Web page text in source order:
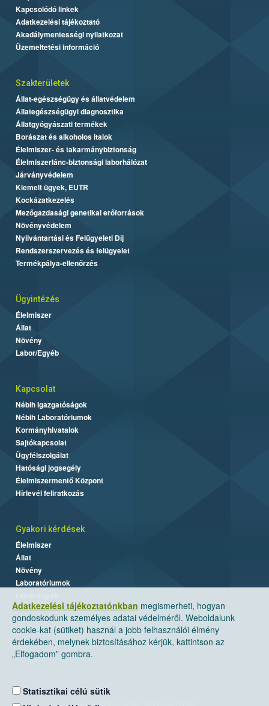
Adatkezelési tájékoztatónkban megismerheti, hogyan
gondoskodunk személyes adatai védelméről. Weboldalunk
cookie-kat (sütiket) használ a jobb felhasználói élmény
érdekében, melynek biztosításához kérjük, kattintson az
„Elfogadom” gombra.
Statisztikai célú sütik
Kapcsolódó linkek
Adatkezelési tájékoztató
Akadálymentességi nyilatkozat
Üzemeltetési információ
Szakterületek
Állat-egészségügy és állatvédelem
Állategészségügyi diagnosztika
Állatgyógyászati termékek
Borászat és alkoholos italok
Élelmiszer- és takarmánybiztonság
Élelmiszerlánc-biztonsági laborhálózat
Járványvédelem
Kiemelt ügyek, EUTR
Kockázatkezelés
Mezőgazdasági genetikai erőforrások
Növényvédelem
Nyilvántartási és Felügyeleti Díj
Rendszerszervezés és felügyelet
Termékpálya-ellenőrzés
Ügyintézés
Élelmiszer
Állat
Növény
Labor/Egyéb
Kapcsolat
Nébih Igazgatóságok
Nébih Laboratóriumok
Kormányhivatalok
Sajtókapcsolat
Ügyfélszolgálat
Hatósági jogsegély
Élelmiszermentő Központ
Hírlevél feliratkozás
Gyakori kérdések
Élelmiszer
Állat
Növény
Laboratóriumok
Nemzeti Élelmiszerlánc-biztonsági Hivatal